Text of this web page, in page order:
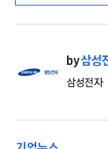
by삼성
삼성전자